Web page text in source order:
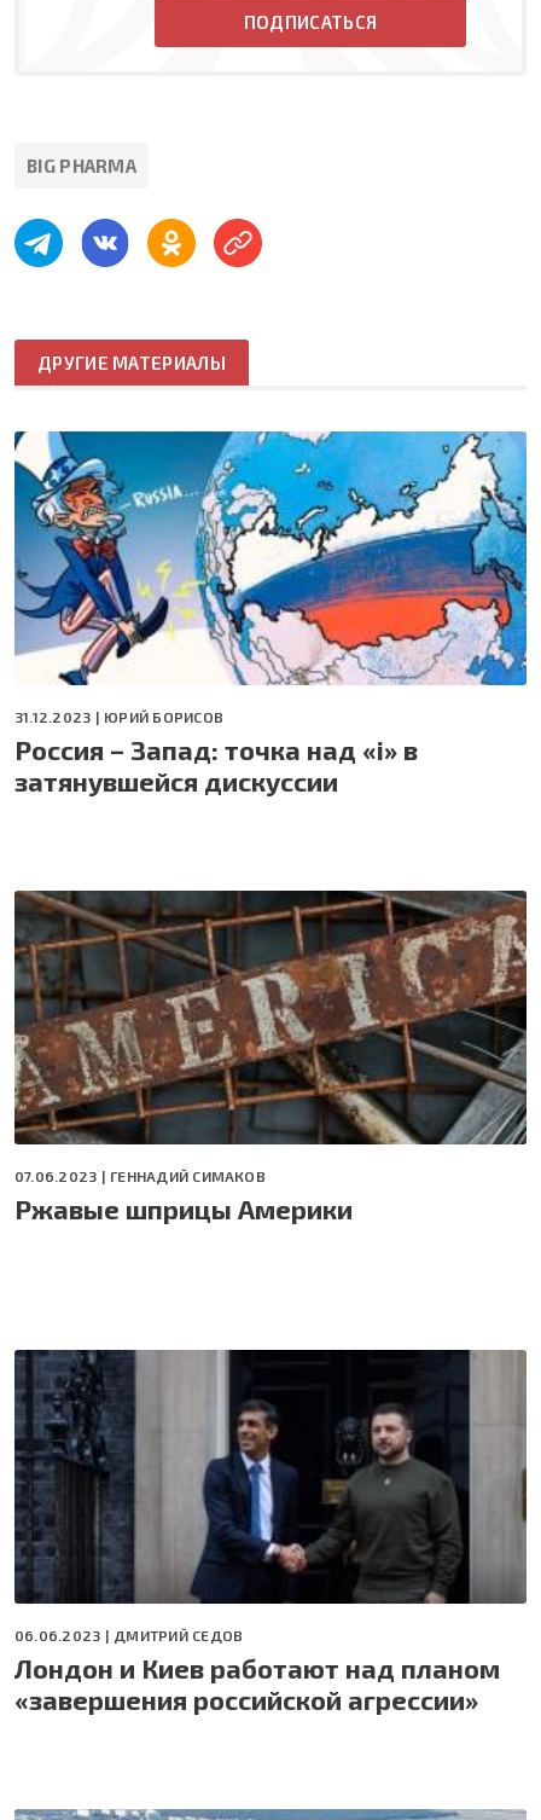
ПОДПИСАТЬСЯ
BIG PHARMA
ДРУГИЕ МАТЕРИАЛЫ
31.12.2023 | ЮРИЙ БОРИСОВ
Россия – Запад: точка над «i» в
затянувшейся дискуссии
07.06.2023 | ГЕННАДИЙ СИМАКОВ
Ржавые шприцы Америки
06.06.2023 | ДМИТРИЙ СЕДОВ
Лондон и Киев работают над планом
«завершения российской агрессии»